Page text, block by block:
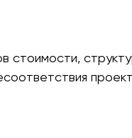
стоимости,